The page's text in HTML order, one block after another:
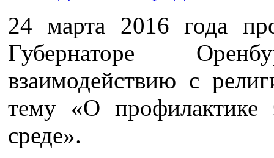
24 марта 2016 года
Губернаторе
взаимодействию с
тему «О профилактике
среде».